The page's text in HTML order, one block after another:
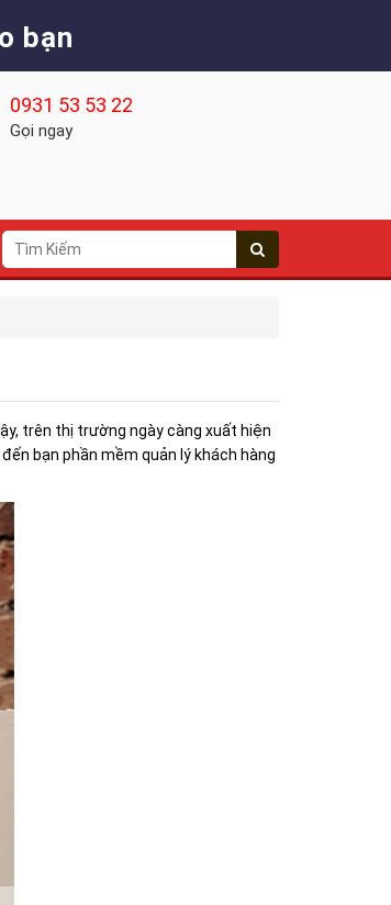
bạn
0931 53 53 22
Gọi ngay
trên thị trường ngày càng xuất hiện
bạn phần mềm quản lý khách hàng